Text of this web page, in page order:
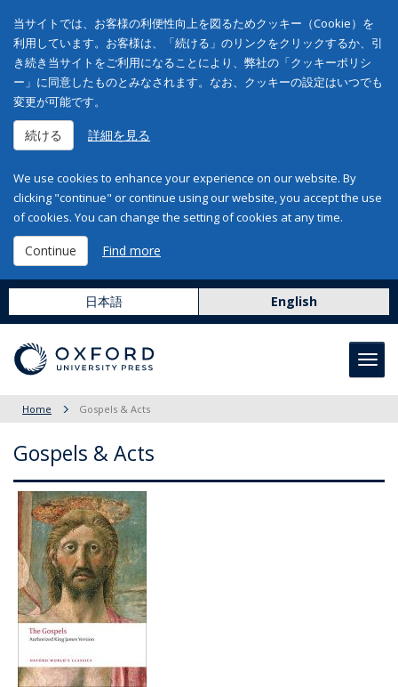
当サイトでは、お客様の利便性向上を図るためクッキー（Cookie）を
利用しています。お客様は、「続ける」のリンクをクリックするか、引
き続き当サイトをご利用になることにより、弊社の「クッキーポリシ
ー」に同意したものとみなされます。なお、クッキーの設定はいつでも
変更が可能です。
続ける 詳細を見る
We use cookies to enhance your experience on our website. By
clicking "continue" or continue using our website, you accept the use
of cookies. You can change the setting of cookies at any time.
Continue Find more
日本語 English
Home Gospels & Acts
Gospels & Acts